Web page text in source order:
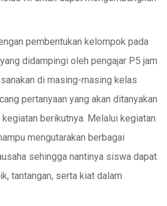
pembentukan kelompok pada
didampingi oleh pengajar P5 jam
di masing-masing kelas
pertanyaan yang akan ditanyakan
berikutnya. Melalui kegiatan
mengutarakan berbagai
sehingga nantinya siswa dapat
tantangan, serta kiat dalam